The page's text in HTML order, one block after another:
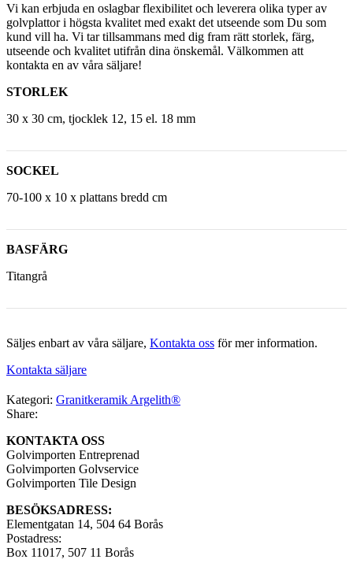
Vi kan erbjuda en oslagbar flexibilitet och leverera olika typer av
golvplattor i högsta kvalitet med exakt det utseende som Du som
kund vill ha. Vi tar tillsammans med dig fram rätt storlek, färg,
utseende och kvalitet utifrån dina önskemål. Välkommen att
kontakta en av våra säljare!
STORLEK
30 x 30 cm, tjocklek 12, 15 el. 18 mm
SOCKEL
70-100 x 10 x plattans bredd cm
BASFÄRG
Titangrå
Säljes enbart av våra säljare, Kontakta oss för mer information.
Kontakta säljare
Kategori: Granitkeramik Argelith®
Share:
KONTAKTA OSS
Golvimporten Entreprenad
Golvimporten Golvservice
Golvimporten Tile Design
BESÖKSADRESS:
Elementgatan 14, 504 64 Borås
Postadress:
Box 11017, 507 11 Borås